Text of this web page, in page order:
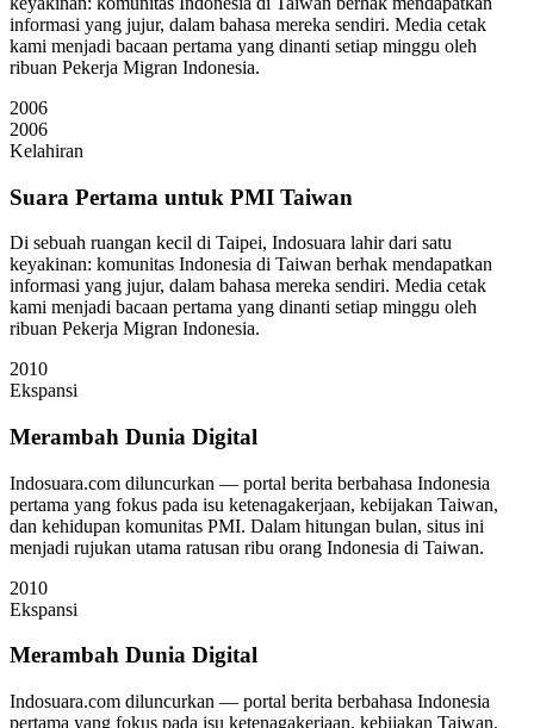
informasi yang jujur, dalam bahasa mereka sendiri. Media cetak
kami menjadi bacaan pertama yang dinanti setiap minggu oleh
ribuan Pekerja Migran Indonesia.
2006
2006
Kelahiran
Suara Pertama untuk PMI Taiwan
Di sebuah ruangan kecil di Taipei, Indosuara lahir dari satu
keyakinan: komunitas Indonesia di Taiwan berhak mendapatkan
informasi yang jujur, dalam bahasa mereka sendiri. Media cetak
kami menjadi bacaan pertama yang dinanti setiap minggu oleh
ribuan Pekerja Migran Indonesia.
2010
Ekspansi
Merambah Dunia Digital
Indosuara.com diluncurkan — portal berita berbahasa Indonesia
pertama yang fokus pada isu ketenagakerjaan, kebijakan Taiwan,
dan kehidupan komunitas PMI. Dalam hitungan bulan, situs ini
menjadi rujukan utama ratusan ribu orang Indonesia di Taiwan.
2010
Ekspansi
Merambah Dunia Digital
Indosuara.com diluncurkan — portal berita berbahasa Indonesia
pertama yang fokus pada isu ketenagakerjaan, kebijakan Taiwan,